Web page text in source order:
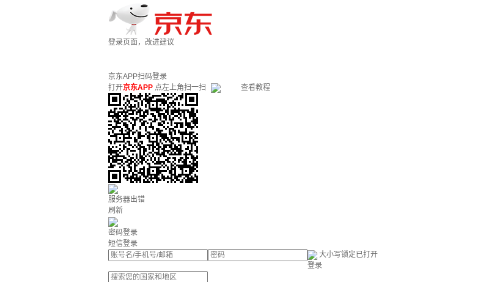
登录页面，改进建议
京东APP扫码登录
打开京东APP 点左上角扫一扫 查看教程
服务器出错
刷新
密码登录
短信登录
大小写锁定已打开
登录